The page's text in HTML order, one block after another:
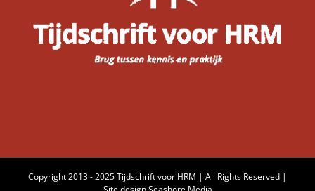
Copyright 2013 - 2025 Tijdschrift voor HRM | All Rights Reserved |